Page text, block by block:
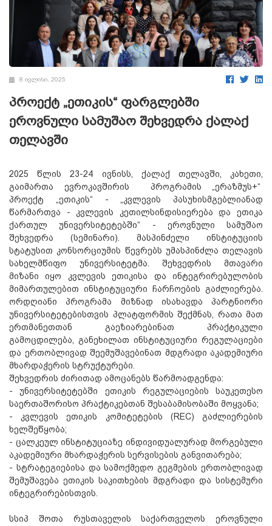
8 ივლისი, 2025
პროექტ „ეთიკის“ ფარგლებში
ეროვნული სამუშაო შეხვედრა ქალაქ
თელავში
2025 წლის 23-24 ივნისს, ქალაქ თელავში, კახეთი,
გაიმართა ევროკავშირის პროგრამის „ერაზმუს+“
პროექტ „ეთიკის“ - „კვლევის პასუხისმგებლიანად
წარმართვა - კვლევის კეთილსინდისიერება და ეთიკა
ქართულ უნივერსიტეტებში“ - ეროვნული სამუშაო
შეხვედრა (სემინარი). მასპინძელი ინსტიტუციის
სტატუსით კონსორციუმის წევრებს უმასპინძლა თელავის
სახელმწიფო უნივერსიტეტმა. შეხვედრის მთავარი
მიზანი იყო კვლევის ეთიკისა და ინტეგრირებულობის
მიმართულებით ინსტიტუციური ჩარჩოების გაძლიერება.
ორდღიანი პროგრამა მიზნად ისახავდა პარტნიორი
უნივერსიტეტებისთვის პლატფორმის შექმნას, რათა მათ
ერთმანეთთან გაეზიარებინათ პრაქტიკული
გამოცდილება, განეხილათ ინსტიტუციური რეგულაციები
და ერთობლივად შეემუშავებინათ მდგრადი აკადემიური
მხარდაჭერის სტრუქტურები.
შეხვედრის ძირითად ამოცანებს წარმოადგენდა:
- უნივერსიტეტებში ეთიკის რეგულაციების საუკეთესო
საერთაშორისო პრაქტიკებთან შესაბამისობაში მოყვანა;
- კვლევის ეთიკის კომიტეტების (REC) გაძლიერების
ხელშეწყობა;
- ცალკეულ ინსტიტუციაზე ინდივიდუალურად მორგებული
აკადემიური მხარდაჭერის სერვისების განვითარება;
- სტრატეგიებისა და სამოქმედო გეგმების ერთობლივად
შემუშავება ეთიკის საკითხების მდგრადი და სისტემური
ინტეგრირებისთვის.
სსიპ შოთა რუსთაველის საქართველოს ეროვნული